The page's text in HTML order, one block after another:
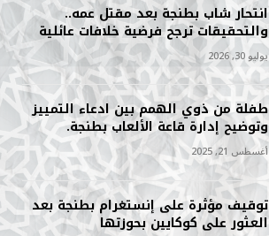
انتحار شاب بطنجة بعد مقتل عمه..
والتحقيقات ترجح فرضية خلافات عائلية
يوليو 30, 2026
طفلة من ذوي الهمم بين ادعاء التمييز
وتوضيح إدارة قاعة الألعاب بطنجة.
أغسطس 21, 2025
توقيف مؤثرة على إنستغرام بطنجة بعد
العثور على كوكايين بحوزتها